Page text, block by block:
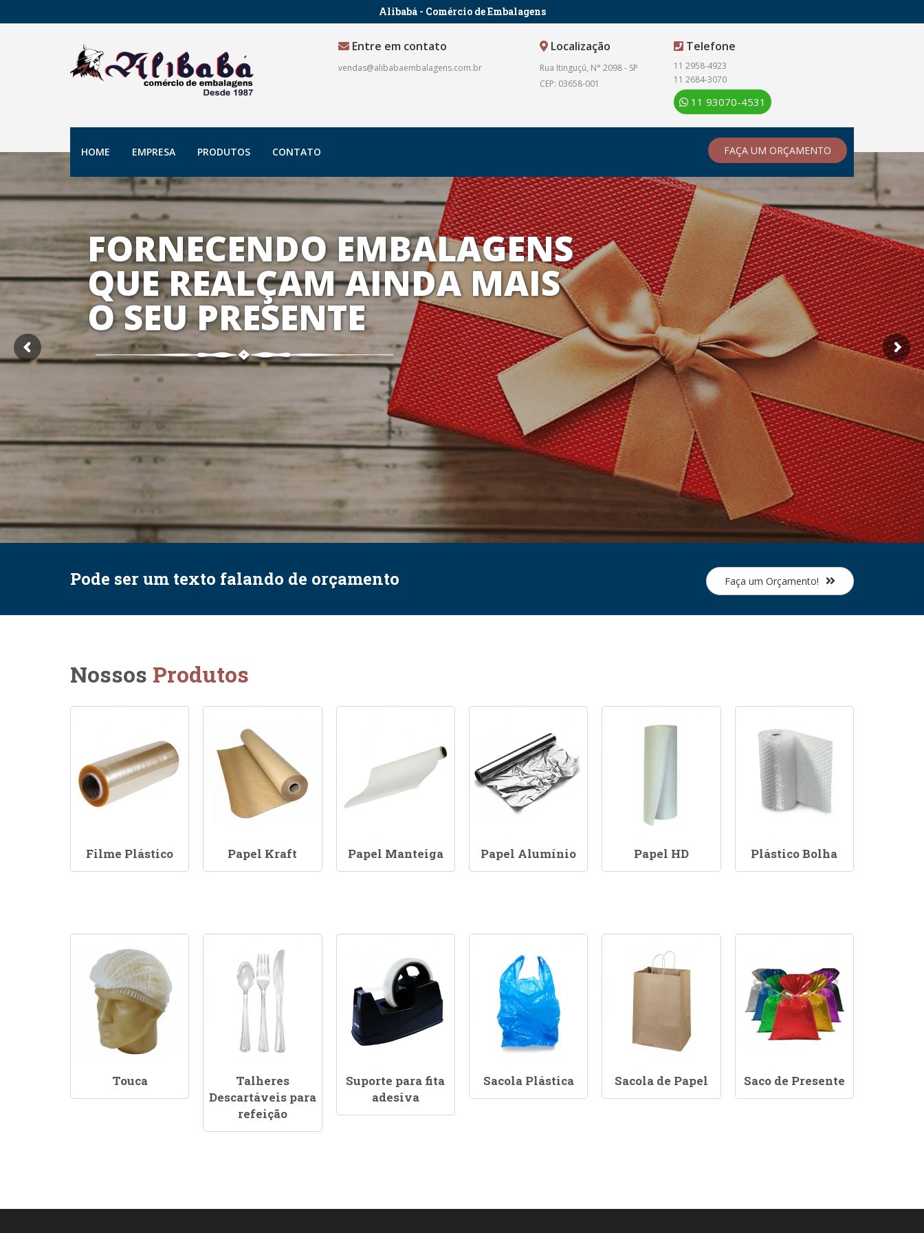
Alibabá - Comércio de Embalagens
Entre em contato
vendas@alibabaembalagens.com.br
Localização
Rua Itinguçú, N° 2098 - SP
CEP: 03658-001
Telefone
11 2958-4923
11 2684-3070
11 93070-4531
HOME EMPRESA PRODUTOS CONTATO FAÇA UM ORÇAMENTO
FORNECENDO EMBALAGENS
QUE REALÇAM AINDA MAIS
O SEU PRESENTE
Pode ser um texto falando de orçamento Faça um Orçamento!
Nossos Produtos
Filme Plástico Papel Kraft Papel Manteiga Papel Alumínio Papel HD Plástico Bolha
Touca
Talheres
Descartáveis para
refeição
Suporte para fita
adesiva
Sacola Plástica Sacola de Papel Saco de Presente